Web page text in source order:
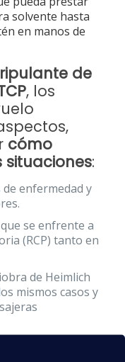
solvente hasta
en manos de
de
, los
cómo
situaciones:
enfermedad y
se enfrente a
(RCP) tanto en
de Heimlich
mismos casos y